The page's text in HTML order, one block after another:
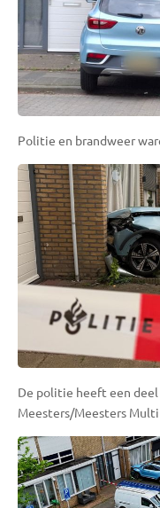
Politie en brandweer
De politie heeft een
Meesters/Meesters